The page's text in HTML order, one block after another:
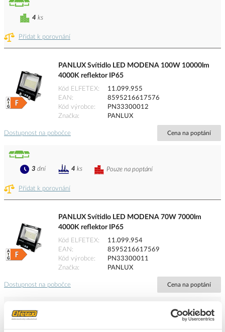
Přidat k porovnání
4 ks
PANLUX Svítidlo LED MODENA 100W 10000lm
4000K reflektor IP65
Kód ELFETEX
11.099.955
EAN
8595216617576
Kód výrobce
PN33300012
Značka
PANLUX
Dostupnost na pobočce Cena na poptání
Přidat k porovnání
Pouze na poptání
3 dní 4 ks
PANLUX Svítidlo LED MODENA 70W 7000lm
4000K reflektor IP65
Kód ELFETEX
11.099.954
EAN
8595216617569
Kód výrobce
PN33300011
Značka
PANLUX
Dostupnost na pobočce Cena na poptání
Pouze na poptání